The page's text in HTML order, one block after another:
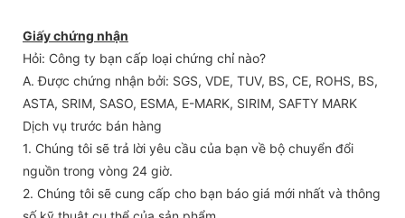
Giấy chứng nhận
Hỏi: Công ty bạn cấp loại chứng chỉ nào?
A. Được chứng nhận bởi: SGS, VDE, TUV, BS, CE, ROHS, BS,
ASTA, SRIM, SASO, ESMA, E-MARK, SIRIM, SAFTY MARK
Dịch vụ trước bán hàng
1. Chúng tôi sẽ trả lời yêu cầu của bạn về bộ chuyển đổi
nguồn trong vòng 24 giờ.
2. Chúng tôi sẽ cung cấp cho bạn báo giá mới nhất và thông